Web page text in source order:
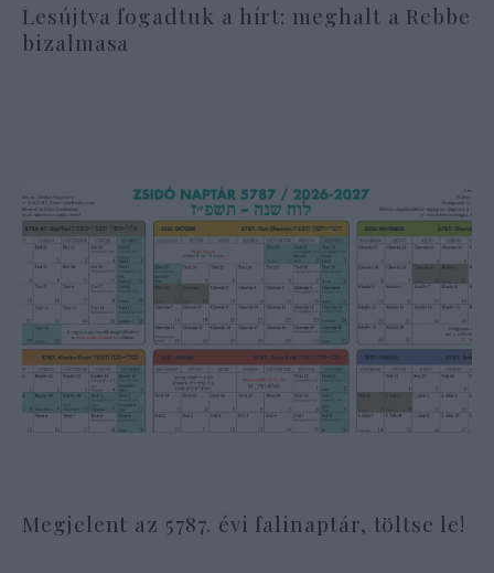
Lesújtva fogadtuk a hírt: meghalt a Rebbe
bizalmasa
Megjelent az 5787. évi falinaptár, töltse le!